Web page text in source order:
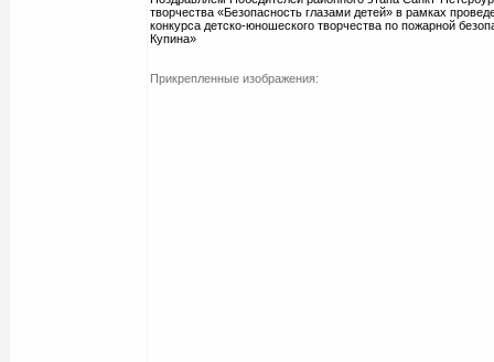
творчества «Безопасность глазами детей» в рамках
конкурса детско-юношеского творчества по пожарной
Купина»
Прикрепленные изображения: